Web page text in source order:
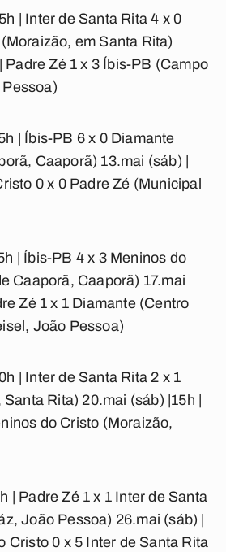
| Inter de Santa Rita 4 x 0
(Moraizão, em Santa Rita)
Padre Zé 1 x 3 Íbis-PB (Campo
| Íbis-PB 6 x 0 Diamante
Caaporã) 13.mai (sáb) |
0 x 0 Padre Zé (Municipal
| Íbis-PB 4 x 3 Meninos do
Caaporã, Caaporã) 17.mai
Zé 1 x 1 Diamante (Centro
João Pessoa)
| Inter de Santa Rita 2 x 1
Rita) 20.mai (sáb) |15h |
do Cristo (Moraizão,
| Padre Zé 1 x 1 Inter de Santa
João Pessoa) 26.mai (sáb) |
Cristo 0 x 5 Inter de Santa Rita